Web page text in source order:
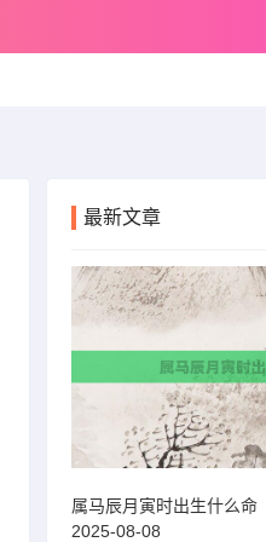
最新文章
属马辰月寅时出生什么命
2025-08-08